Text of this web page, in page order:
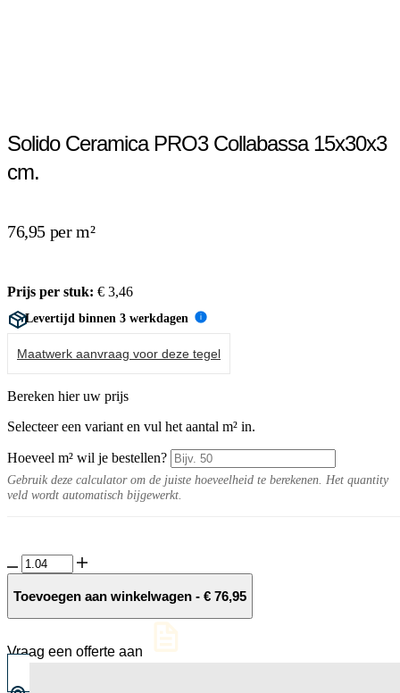
Solido Ceramica PRO3 Collabassa 15x30x3
cm.
76,95 per m²
Prijs per stuk: € 3,46
Levertijd binnen 3 werkdagen i
Maatwerk aanvraag voor deze tegel
Bereken hier uw prijs
Selecteer een variant en vul het aantal m² in.
Hoeveel m² wil je bestellen?
Gebruik deze calculator om de juiste hoeveelheid te berekenen. Het quantity
veld wordt automatisch bijgewerkt.
Solido
Ceramica
PRO3
aantal
Toevoegen aan winkelwagen - € 76,95
Vraag een offerte aan